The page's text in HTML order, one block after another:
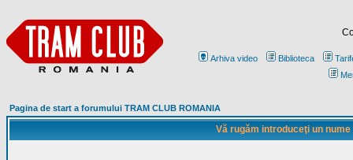
Arhiva video Biblioteca
Pagina de start a forumului TRAM CLUB ROMANIA
Vă rugăm introduceţi un